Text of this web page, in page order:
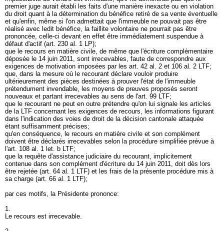
premier juge aurait établi les faits d'une manière inexacte ou en violation
du droit quant à la détermination du bénéfice retiré de sa vente éventuelle
et qu'enfin, même si l'on admettait que l'immeuble ne pouvait pas être
réalisé avec ledit bénéfice, la faillite volontaire ne pourrait pas être
prononcée, celle-ci devant en effet être immédiatement suspendue à
défaut d'actif (art. 230 al. 1 LP);
que le recours en matière civile, de même que l'écriture complémentaire
déposée le 14 juin 2011, sont irrecevables, faute de correspondre aux
exigences de motivation imposées par les art. 42 al. 2 et 106 al. 2 LTF;
que, dans la mesure où le recourant déclare vouloir produire
ultérieurement des pièces destinées à prouver l'état de l'immeuble
prétendument invendable, les moyens de preuves proposés seront
nouveaux et partant irrecevables au sens de l'art. 99 LTF;
que le recourant ne peut en outre prétendre qu'on lui signale les articles
de la LTF concernant les exigences de recours, les informations figurant
dans l'indication des voies de droit de la décision cantonale attaquée
étant suffisamment précises;
qu'en conséquence, le recours en matière civile et son complément
doivent être déclarés irrecevables selon la procédure simplifiée prévue à
l'art. 108 al. 1 let. b LTF;
que la requête d'assistance judiciaire du recourant, implicitement
contenue dans son complément d'écriture du 14 juin 2011, doit dès lors
être rejetée (art. 64 al. 1 LTF) et les frais de la présente procédure mis à
sa charge (art. 66 al. 1 LTF);
par ces motifs, la Présidente prononce:
1.
Le recours est irrecevable.